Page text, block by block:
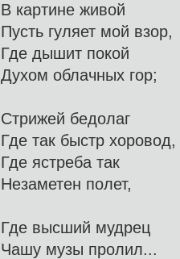
В картине живой
Пусть гуляет мой взор,
Где дышит покой
Духом облачных гор;
Стрижей бедолаг
Где так быстр хоровод,
Где ястреба так
Незаметен полет,
Где высший мудрец
Чашу музы пролил...